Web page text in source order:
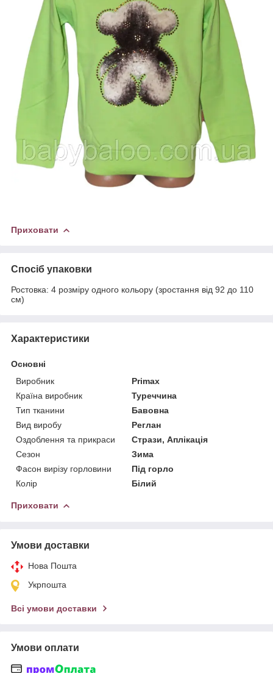
Приховати
Спосіб упаковки
Ростовка: 4 розміру одного кольору (зростання від 92 до 110
см)
Характеристики
Основні
Виробник
Primax
Країна виробник
Туреччина
Тип тканини
Бавовна
Вид виробу
Реглан
Оздоблення та прикраси
Стрази, Аплікація
Сезон
Зима
Фасон вирізу горловини
Під горло
Колір
Білий
Приховати
Умови доставки
Нова Пошта
Укрпошта
Всі умови доставки
Умови оплати